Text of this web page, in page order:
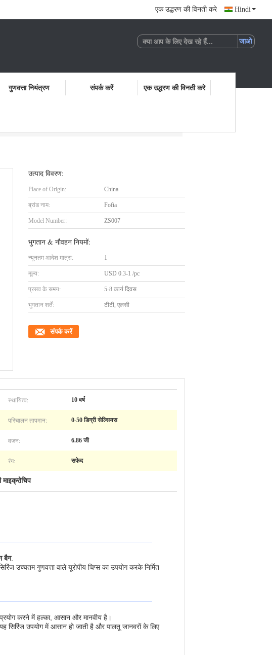
एक उद्धरण की विनती करे Hindi
गुणवत्ता नियंत्रण संपर्क करें एक उद्धरण की विनती करे
उत्पाद विवरण:
Place of Origin: China
ब्रांड नाम: Fofia
Model Number: ZS007
भुगतान & नौवहन नियमों:
न्यूनतम आदेश मात्रा: 1
मूल्य: USD 0.3-1 /pc
प्रसव के समय: 5-8 कार्य दिवस
भुगतान शर्तें: टीटी, एलसी
संपर्क करें
स्थायित्व: 10 वर्ष
परिचालन तापमान: 0-50 डिग्री सेल्सियस
वजन: 6.86 जी
रंग: सफेद
बैग.
उच्चतम गुणवत्ता वाले यूरोपीय चिप्स का उपयोग करके निर्मित
प्रयोग करने में हल्का, आसान और मानवीय है।
सिरिंज उपयोग में आसान हो जाती है और पालतू जानवरों के लिए